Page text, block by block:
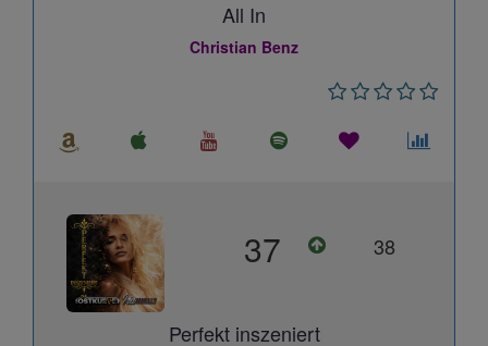
All In
Christian Benz
37 38
Perfekt inszeniert